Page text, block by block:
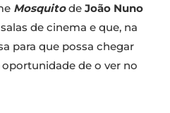
Mosquitode João Nuno
de cinema e que, na
para que possa chegar
de o ver no